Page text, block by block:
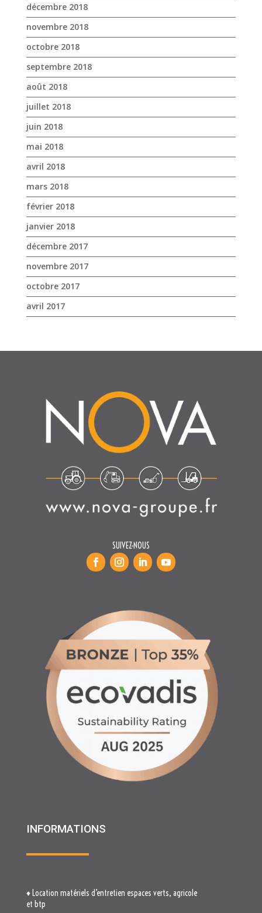
décembre 2018
novembre 2018
octobre 2018
septembre 2018
août 2018
juillet 2018
juin 2018
mai 2018
avril 2018
mars 2018
février 2018
janvier 2018
décembre 2017
novembre 2017
octobre 2017
avril 2017
SUIVEZ-NOUS
INFORMATIONS
♦ Location matériels d’entretien espaces verts, agricole
et btp